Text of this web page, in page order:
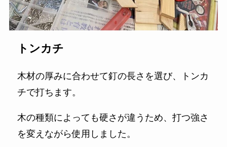
トンカチ
木材の厚みに合わせて釘の長さを選び、トンカ
チで打ちます。
木の種類によっても硬さが違うため、打つ強さ
を変えながら使用しました。